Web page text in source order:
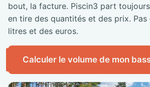
bout, la facture. Piscin3 part
en tire des quantités et des prix.
litres et des euros.
Calculer le volume de mon